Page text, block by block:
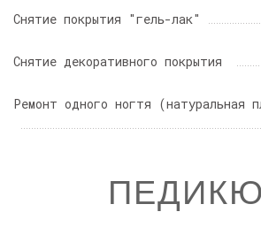
Снятие покрытия "гель-лак"
Снятие декоративного покрытия
Ремонт одного ногтя (натуральная